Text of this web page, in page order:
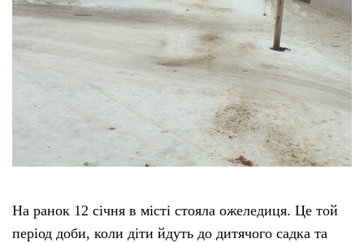
Контакти
Рекламні прайси
Підтримати «місцевих»
Редакційна політика
На ранок 12 січня в місті стояла ожеледиця. Це той
період доби, коли діти йдуть до дитячого садка та